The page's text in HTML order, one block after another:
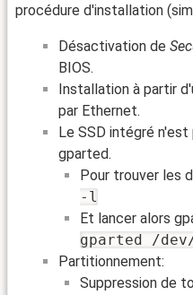
procédure d'installation
Désactivation de
BIOS.
Installation à partir
par Ethernet.
Le SSD intégré
gparted.
Pour trouver les
-l
Et lancer alors
gparted /dev/
Partitionnement:
Suppression de